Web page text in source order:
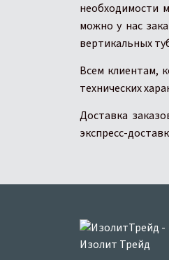
необходимости
можно у нас
вертикальных
Всем клиентам,
технических
Доставка
экспресс-